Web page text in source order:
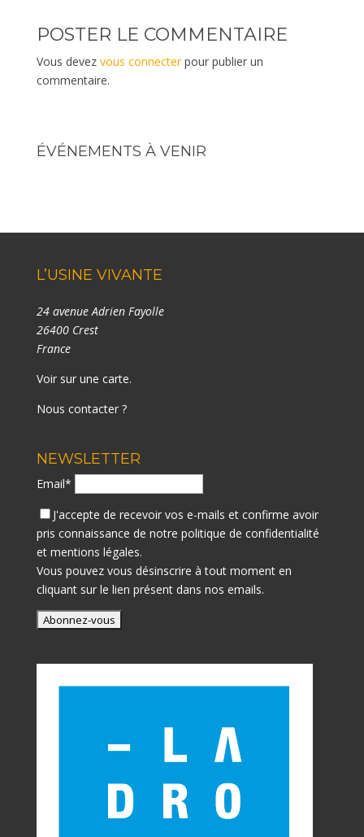
POSTER LE COMMENTAIRE
Vous devez vous connecterpour publier un
commentaire.
ÉVÉNEMENTS À VENIR
L’USINE VIVANTE
24 avenue Adrien Fayolle
26400 Crest
France
Voir sur une carte.
Nous contacter ?
NEWSLETTER
Email*
J'accepte de recevoir vos e-mails et confirme avoir
pris connaissance de notre politique de confidentialité
et mentions légales.
Vous pouvez vous désinscrire à tout moment en
cliquant sur le lien présent dans nos emails.